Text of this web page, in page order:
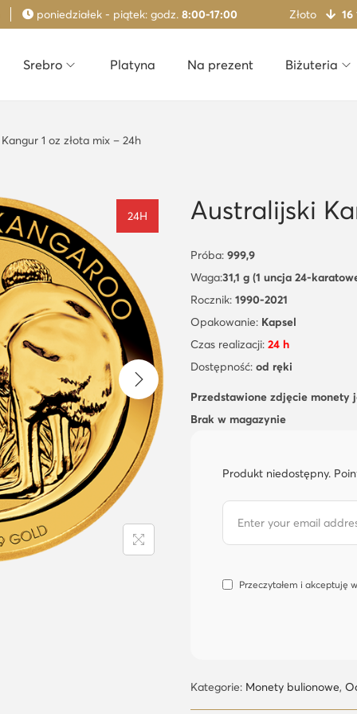
poniedziałek - piątek: godz. 8:00-17:00 Złoto 16
Srebro Platyna Na prezent Biżuteria
1 oz złota mix – 24h
24H Australijski
Próba: 999,9
Waga:31,1 g (1 uncja 24-
Rocznik: 1990-2021
Opakowanie: Kapsel
Czas realizacji: 24 h
Dostępność: od ręki
Przedstawione zdjęcie monety
Brak w magazynie
Produkt niedostępny.
Przeczytałem i akceptuję
Kategorie: Monety bulionowe,